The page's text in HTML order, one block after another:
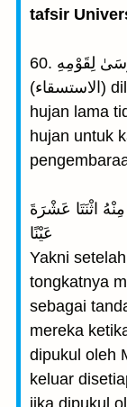
tafsir
لِقَوْمِهِ
(الاستسقاء) dilakukan ketika air tidak ada dan
hujan lama
hujan untuk
اثْنَتَا عَشْرَةَ
عَيْنًا
Yakni
tongkatnya
sebagai
mereka
dipukul oleh
keluar
jika dipukul